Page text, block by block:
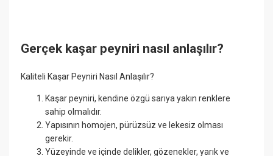
Gerçek kaşar peyniri nasıl anlaşılır?
Kaliteli Kaşar Peyniri Nasıl Anlaşılır?
Kaşar peyniri, kendine özgü sarıya yakın renklere
sahip olmalıdır.
Yapısının homojen, pürüzsüz ve lekesiz olması
gerekir.
Yüzeyinde ve içinde delikler, gözenekler, yarık ve